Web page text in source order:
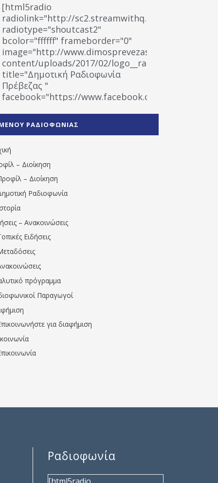
[html5radio
radiolink="http://sc2.streamwithq.com:8028/
radiotype="shoutcast2"
bcolor="ffffff" frameborder="0"
image="http://www.dimosprevezas.gr/wp-
content/uploads/2017/02/logo__radiofonias.jpg"
title="Δημοτική Ραδιοφωνία
Πρέβεζας "
facebook="https://www.facebook.com/
1531194763766854/" artist="" ]
ΡΑΔΙΟΦΩΝΙΑΣ
– Διοίκηση
– Διοίκηση
Ραδιοφωνία
– Ανακοινώσεις
Ειδήσεις
πρόγραμμα
Παραγωγοί
για διαφήμιση
Ραδιοφωνία